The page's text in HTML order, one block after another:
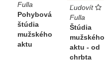
Fulla
Pohybová
štúdia
mužského
aktu
Ľudovít
Fulla
Štúdia
mužského
aktu - od
chrbta